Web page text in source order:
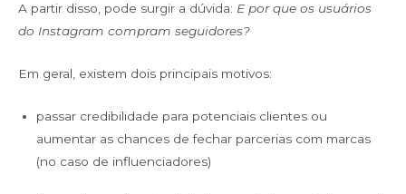
A partir disso, pode surgir a dúvida: E por que os usuários
do Instagram compram seguidores?
Em geral, existem dois principais motivos:
passar credibilidade para potenciais clientes ou
aumentar as chances de fechar parcerias com marcas
(no caso de influenciadores)